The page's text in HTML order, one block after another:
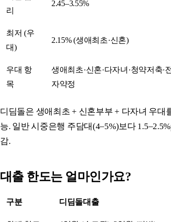
리
2.45–3.55%
최저 (우
대)
2.15% (생애최초·신혼)
우대 항
목
생애최초·신혼·다자녀·청약저축·전
자약정
디딤돌은 생애최초 + 신혼부부 + 다자녀 우
능. 일반 시중은행 주담대(4–5%)보다
감.
대출 한도는 얼마인가요?
구분 디딤돌대출